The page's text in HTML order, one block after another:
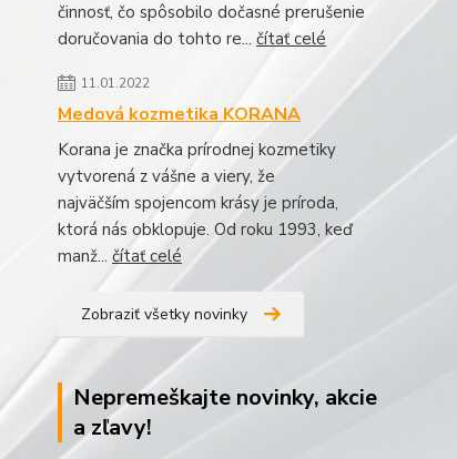
činnosť, čo spôsobilo dočasné prerušenie
doručovania do tohto re... čítať celé
11.01.2022
Medová kozmetika KORANA
Korana je značka prírodnej kozmetiky
vytvorená z vášne a viery, že
najväčším spojencom krásy je príroda,
ktorá nás obklopuje. Od roku 1993, keď
manž... čítať celé
Zobraziť všetky novinky
Nepremeškajte novinky, akcie
a zľavy!